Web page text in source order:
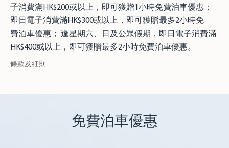
子消費滿HK$200或以上，即可獲贈1小時免費泊車優惠；
即日電子消費滿HK$300或以上，即可獲贈最多2小時免
費 泊車優惠； 逢星期六、日及公眾假期，即日電子消費滿
HK$400或以上，即可獲贈最多2小時免費泊車優惠。
條款及細則
免費泊車優惠